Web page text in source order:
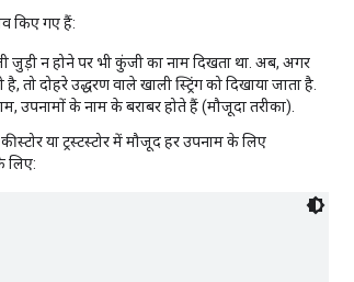
किए गए हैं:
जुड़ी न होने पर भी कुंजी का नाम दिखता था. अब, अगर
दोहरे उद्धरण वाले खाली स्ट्रिंग को दिखाया जाता है.
उपनामों के नाम के बराबर होते हैं (मौजूदा तरीका).
या ट्रस्टस्टोर में मौजूद हर उपनाम के लिए
लिए: